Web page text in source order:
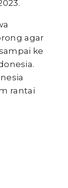
agar
ke
rantai